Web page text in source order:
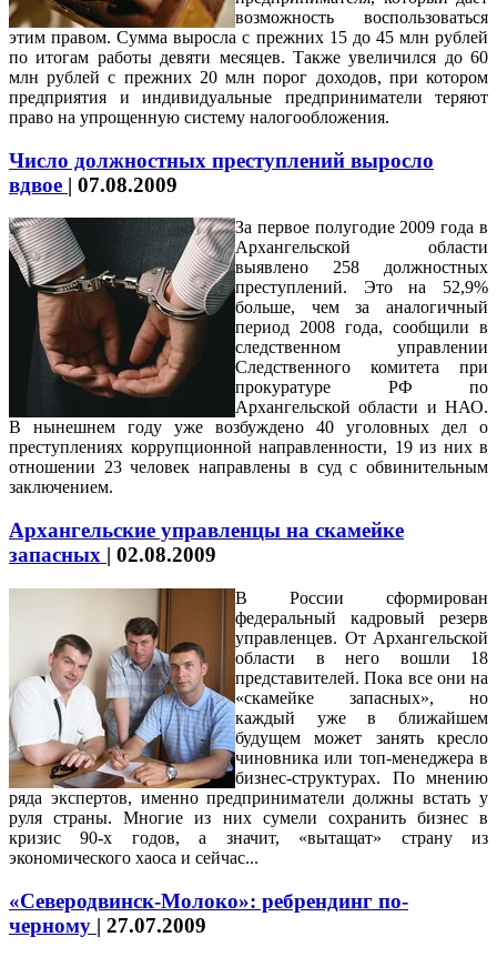
возможность воспользоваться
этим правом. Сумма выросла с прежних 15 до 45 млн рублей
по итогам работы девяти месяцев. Также увеличился до 60
млн рублей с прежних 20 млн порог доходов, при котором
предприятия и индивидуальные предприниматели теряют
право на упрощенную систему налогообложения.
Число должностных преступлений выросло
вдвое | 07.08.2009
За первое полугодие 2009 года в
Архангельской области
выявлено 258 должностных
преступлений. Это на 52,9%
больше, чем за аналогичный
период 2008 года, сообщили в
следственном управлении
Следственного комитета при
прокуратуре РФ по
Архангельской области и НАО.
В нынешнем году уже возбуждено 40 уголовных дел о
преступлениях коррупционной направленности, 19 из них в
отношении 23 человек направлены в суд с обвинительным
заключением.
Архангельские управленцы на скамейке
запасных | 02.08.2009
В России сформирован
федеральный кадровый резерв
управленцев. От Архангельской
области в него вошли 18
представителей. Пока все они на
«скамейке запасных», но
каждый уже в ближайшем
будущем может занять кресло
чиновника или топ-менеджера в
бизнес-структурах. По мнению
ряда экспертов, именно предприниматели должны встать у
руля страны. Многие из них сумели сохранить бизнес в
кризис 90-х годов, а значит, «вытащат» страну из
экономического хаоса и сейчас...
«Северодвинск-Молоко»: ребрендинг по-
черному | 27.07.2009